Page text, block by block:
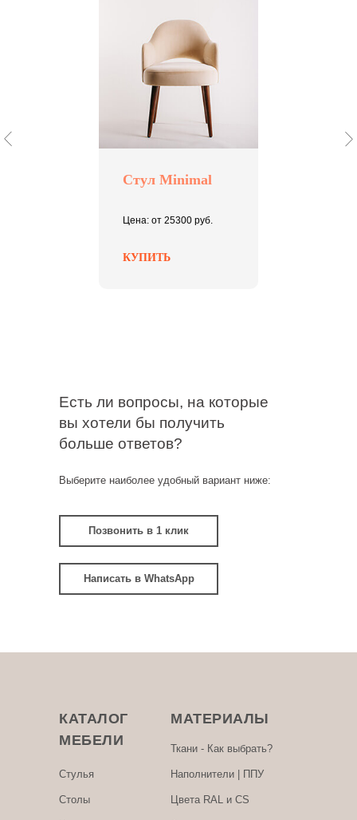
Стул Minimal
Цена: от 25300 руб.
КУПИТЬ
Есть ли вопросы, на которые
вы хотели бы получить
больше ответов?
Выберите наиболее удобный вариант ниже:
Написать в WhatsApp
Позвонить в 1 клик
Ткани - Как выбрать?
Наполнители | ППУ
Цвета RAL и CS
МАТЕРИАЛЫ
Стулья
Столы
КАТАЛОГ
МЕБЕЛИ